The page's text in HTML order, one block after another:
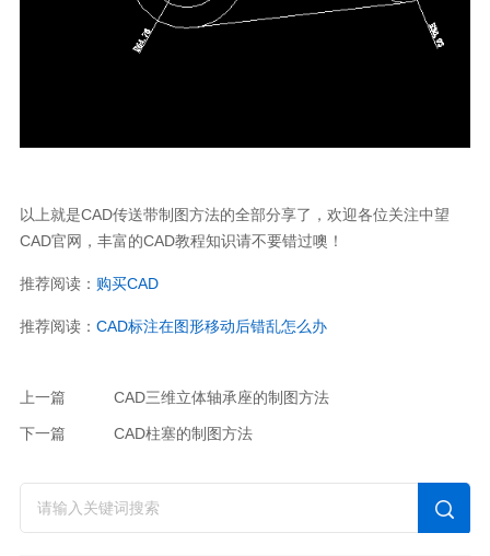
以上就是CAD传送带制图方法的全部分享了，欢迎各位关注中望
CAD官网，丰富的CAD教程知识请不要错过噢！
推荐阅读： 购买CAD
推荐阅读： CAD标注在图形移动后错乱怎么办
上一篇 CAD三维立体轴承座的制图方法
下一篇 CAD柱塞的制图方法